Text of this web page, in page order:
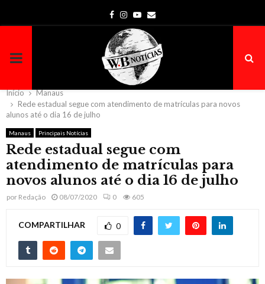
Facebook
Instagram
Youtube
Email
PRIMARY
MENU
Início
Manaus
Rede estadual segue com atendimento de matrículas para novos
alunos até o dia 16 de julho
Manaus Principais Notícias
Rede estadual segue com
atendimento de matrículas para
novos alunos até o dia 16 de julho
por Redação 08/07/2020 0 605
COMPARTILHAR 0